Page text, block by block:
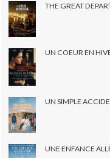
THE GREAT
UN COEUR EN
UN SIMPLE
UNE ENFANCE